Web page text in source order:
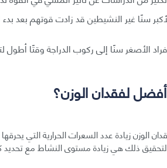
سنًا غير النشيطين قد زادت قوتهم بعد
الأصغر سنًا إلى ركوب الدراجة وقتًا أطول
لفقدان الوزن؟
الوزن زيادة عدد السعرات الحرارية التي
ذلك هي زيادة مستوى النشاط مع تحديد